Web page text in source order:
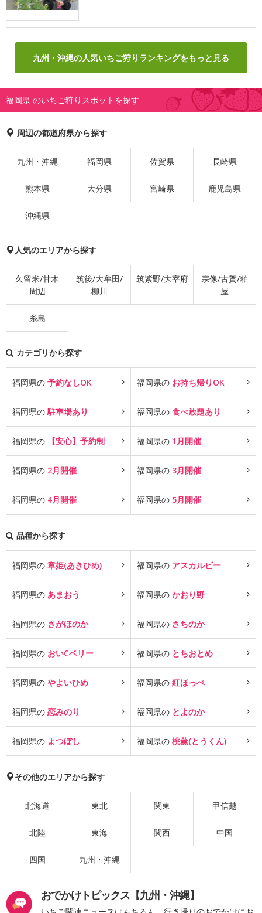
九州・沖縄の人気いちご狩りランキングをもっと見る
福岡県 のいちご狩りスポットを探す
周辺の都道府県から探す
九州・沖縄 福岡県 佐賀県 長崎県
熊本県 大分県 宮崎県 鹿児島県
沖縄県
人気のエリアから探す
久留米/甘木
周辺
筑後/大牟田/
柳川
筑紫野/大宰府
宗像/古賀/粕
屋
糸島
カテゴリから探す
福岡県の 予約なしOK 福岡県の お持ち帰りOK
福岡県の 駐車場あり 福岡県の 食べ放題あり
福岡県の 【安心】予約制 福岡県の 1月開催
福岡県の 2月開催 福岡県の 3月開催
福岡県の 4月開催 福岡県の 5月開催
品種から探す
福岡県の 章姫(あきひめ) 福岡県の アスカルビー
福岡県の あまおう 福岡県の かおり野
福岡県の さがほのか 福岡県の さちのか
福岡県の おいCベリー 福岡県の とちおとめ
福岡県の やよいひめ 福岡県の 紅ほっぺ
福岡県の 恋みのり 福岡県の とよのか
福岡県の よつぼし 福岡県の 桃薫(とうくん)
その他のエリアから探す
北海道 東北 関東 甲信越
北陸 東海 関西 中国
四国 九州・沖縄
おでかけトピックス【九州・沖縄】